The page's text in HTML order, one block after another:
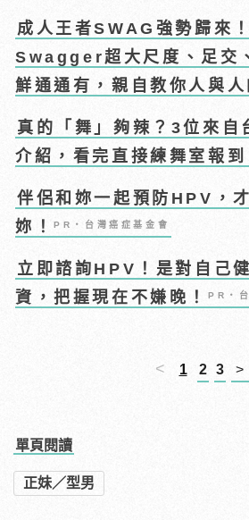
成人王者SWAG強勢歸來
Swagger超大尺度、足交
鮮通通有，親自教你人與人
真的「舞」夠辣？3位來自
介紹，看完直接練舞室報到
伴侶和妳一起預防HPV，
妳！PR・台灣癌症基金會
立即諮詢HPV！是對自己
資，把握現在不嫌晚！PR・
< 1 2 3 >
單頁閱讀
正妹／型男